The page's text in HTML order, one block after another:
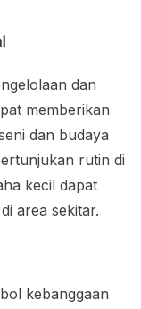
dan
memberikan
dan budaya
rutin di
kecil dapat
area sekitar.
kebanggaan